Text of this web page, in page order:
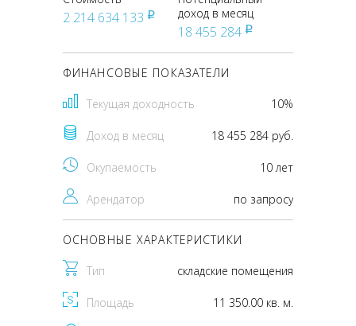
2 214 634 133 pуб
доход в месяц
18 455 284 pуб
ФИНАНСОВЫЕ ПОКАЗАТЕЛИ
Текущая доходность 10%
Доход в месяц 18 455 284 руб.
Окупаемость 10 лет
Арендатор по запросу
ОСНОВНЫЕ ХАРАКТЕРИСТИКИ
Тип складские помещения
Площадь 11 350.00 кв. м.